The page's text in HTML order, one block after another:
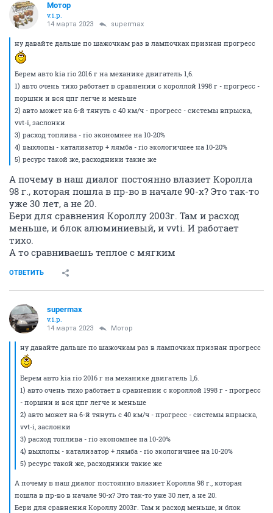
Мотор
v.i.p.
14 марта 2023 supermax
ну давайте дальше по шажочкам раз в лампочках признан прогресс
Берем авто kia rio 2016 г на механике двигатель 1,6.
1) авто очень тихо работает в сравнении с короллой 1998 г - прогресс -
поршни и вся цпг легче и меньше
2) авто может на 6-й тянуть с 40 км/ч - прогресс - системы впрыска,
vvt-i, заслонки
3) расход топлива - rio экономнее на 10-20%
4) выхлопы - катализатор + лямба - rio экологичнее на 10-20%
5) ресурс такой же, расходники такие же
А почему в наш диалог постоянно влазиет Королла
98 г., которая пошла в пр-во в начале 90-х? Это так-то
уже 30 лет, а не 20.
Бери для сравнения Короллу 2003г. Там и расход
меньше, и блок алюминиевый, и vvti. И работает
тихо.
А то сравниваешь теплое с мягким
ОТВЕТИТЬ
supermax
v.i.p.
14 марта 2023 Мотор
ну давайте дальше по шажочкам раз в лампочках признан прогресс
Берем авто kia rio 2016 г на механике двигатель 1,6.
1) авто очень тихо работает в сравнении с короллой 1998 г - прогресс
- поршни и вся цпг легче и меньше
2) авто может на 6-й тянуть с 40 км/ч - прогресс - системы впрыска,
vvt-i, заслонки
3) расход топлива - rio экономнее на 10-20%
4) выхлопы - катализатор + лямба - rio экологичнее на 10-20%
5) ресурс такой же, расходники такие же
А почему в наш диалог постоянно влазиет Королла 98 г., которая
пошла в пр-во в начале 90-х? Это так-то уже 30 лет, а не 20.
Бери для сравнения Короллу 2003г. Там и расход меньше, и блок